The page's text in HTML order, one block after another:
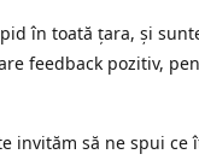
în toată țara, și
feedback pozitiv,
invităm să ne spui ce